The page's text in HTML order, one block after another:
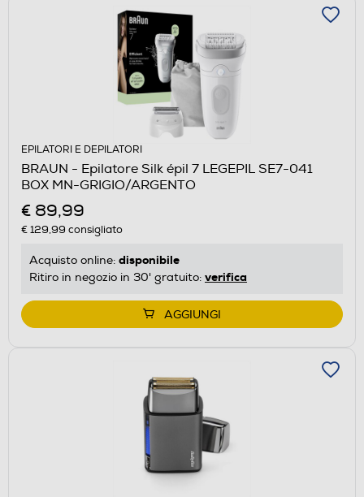
EPILATORI E DEPILATORI
BRAUN - Epilatore Silk épil 7 LEGEPIL SE7-041
BOX MN-GRIGIO/ARGENTO
€ 89,99
€ 129,99 consigliato
Acquisto online: disponibile
Ritiro in negozio in 30' gratuito: verifica
AGGIUNGI